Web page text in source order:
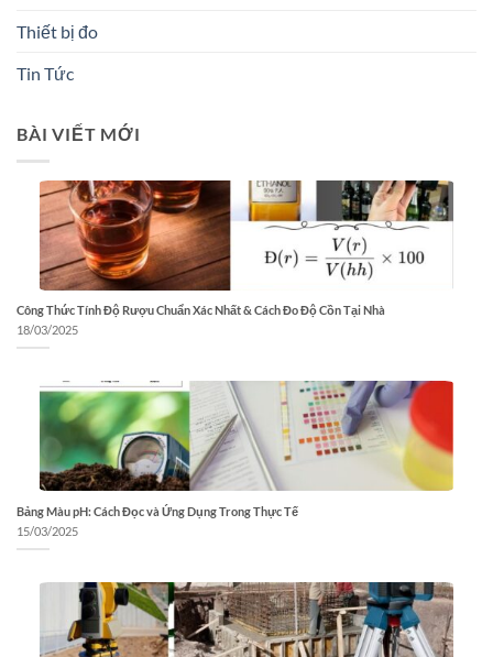
Thiết bị đo
Tin Tức
BÀI VIẾT MỚI
Công Thức Tính Độ Rượu Chuẩn Xác Nhất & Cách Đo Độ Cồn Tại Nhà
18/03/2025
Bảng Màu pH: Cách Đọc và Ứng Dụng Trong Thực Tế
15/03/2025